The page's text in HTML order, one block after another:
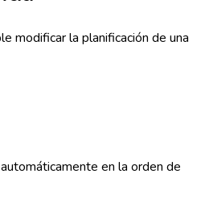
modificar la planificación de una
en la orden de